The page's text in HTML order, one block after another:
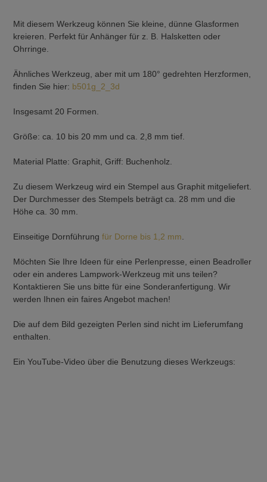
Mit diesem Werkzeug können Sie kleine, dünne Glasformen
kreieren. Perfekt für Anhänger für z. B. Halsketten oder
Ohrringe.
Ähnliches Werkzeug, aber mit um 180° gedrehten Herzformen,
finden Sie hier: b501g_2_3d
Insgesamt 20 Formen.
Größe: ca. 10 bis 20 mm und ca. 2,8 mm tief.
Material Platte: Graphit, Griff: Buchenholz.
Zu diesem Werkzeug wird ein Stempel aus Graphit mitgeliefert.
Der Durchmesser des Stempels beträgt ca. 28 mm und die
Höhe ca. 30 mm.
Einseitige Dornführungfür Dorne bis 1,2 mm
Möchten Sie Ihre Ideen für eine Perlenpresse, einen Beadroller
oder ein anderes Lampwork-Werkzeug mit uns teilen?
Kontaktieren Sie uns bitte für eine Sonderanfertigung. Wir
werden Ihnen ein faires Angebot machen!
Die auf dem Bild gezeigten Perlen sind nicht im Lieferumfang
enthalten.
Ein YouTube-Video über die Benutzung dieses Werkzeugs: